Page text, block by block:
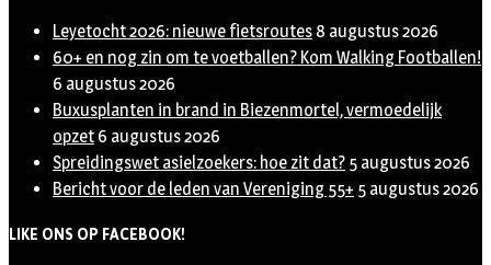
Leyetocht 2026: nieuwe fietsroutes 8 augustus 2026
60+ en nog zin om te voetballen? Kom Walking Footballen!
6 augustus 2026
Buxusplanten in brand in Biezenmortel, vermoedelijk
opzet 6 augustus 2026
Spreidingswet asielzoekers: hoe zit dat? 5 augustus 2026
Bericht voor de leden van Vereniging 55+ 5 augustus 2026
LIKE ONS OP FACEBOOK!